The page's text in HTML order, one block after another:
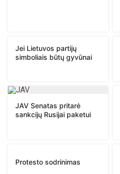
Jei Lietuvos partijų
simboliais būtų gyvūnai
JAV Senatas pritarė
sankcijų Rusijai paketui
Protesto sodrinimas